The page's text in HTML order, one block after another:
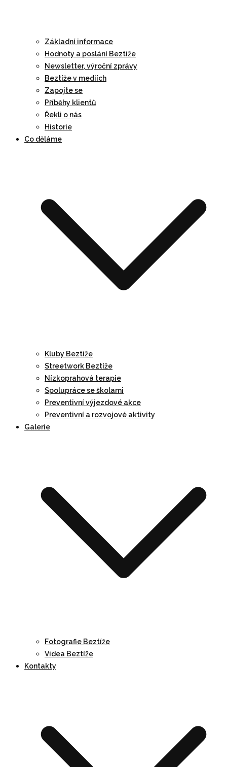
Základní informace
Hodnoty a poslání Beztíže
Newsletter, výroční zprávy
Beztíže v mediích
Zapojte se
Příběhy klientů
Řekli o nás
Historie
Co děláme
Kluby Beztíže
Streetwork Beztíže
Nízkoprahová terapie
Spolupráce se školami
Preventivní výjezdové akce
Preventivní a rozvojové aktivity
Galerie
Fotografie Beztíže
Videa Beztíže
Kontakty